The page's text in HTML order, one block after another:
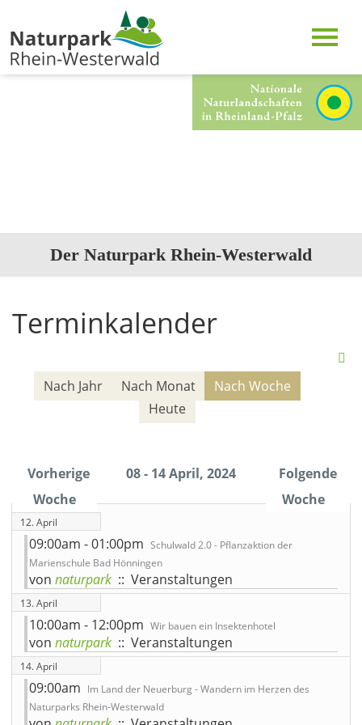
Der Naturpark Rhein-Westerwald
Terminkalender
Nach Jahr Nach Monat
Nach Woche
Heute
Vorherige
Woche
08 - 14 April, 2024
Folgende
Woche
12. April
09:00am - 01:00pm Schulwald 2.0 - Pflanzaktion der
Marienschule Bad Hönningen
von naturpark :: Veranstaltungen
13. April
10:00am - 12:00pm Wir bauen ein Insektenhotel
von naturpark :: Veranstaltungen
14. April
09:00am Im Land der Neuerburg - Wandern im Herzen des
Naturparks Rhein-Westerwald